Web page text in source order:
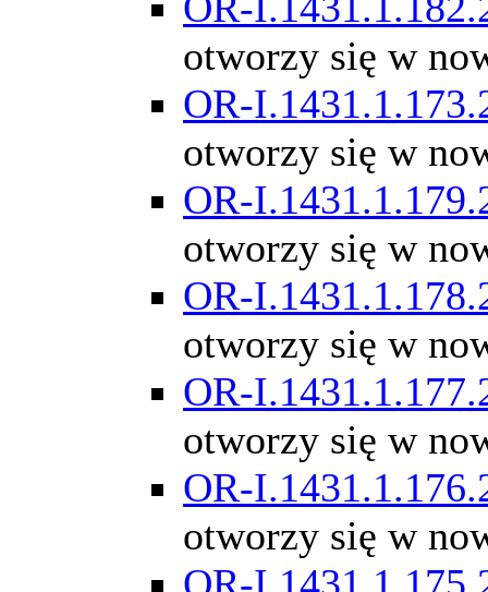
otworzy się w
OR-
otworzy się w
OR-
otworzy się w
OR-
otworzy się w
OR-
otworzy się w
OR-
otworzy się w